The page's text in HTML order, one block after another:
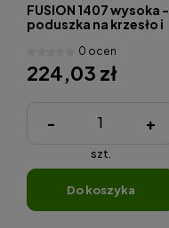
FUSION 1407 wysoka -
poduszka na krzesło i
0 ocen
224,03 zł
- +
szt.
do koszyka